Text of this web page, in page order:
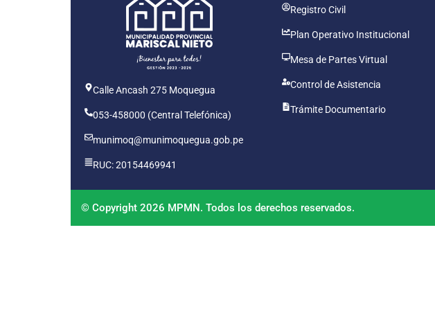
Calle Ancash 275 Moquegua
053-458000 (Central Telefónica)
munimoq@munimoquegua.gob.pe
RUC: 20154469941
Registro Civil
Plan Operativo Institucional
Mesa de Partes Virtual
Control de Asistencia
Trámite Documentario
© Copyright 2026 MPMN. Todos los derechos reservados.